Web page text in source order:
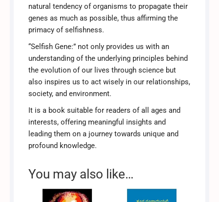
natural tendency of organisms to propagate their
genes as much as possible, thus affirming the
primacy of selfishness.
“Selfish Gene:” not only provides us with an
understanding of the underlying principles behind
the evolution of our lives through science but
also inspires us to act wisely in our relationships,
society, and environment.
It is a book suitable for readers of all ages and
interests, offering meaningful insights and
leading them on a journey towards unique and
profound knowledge.
You may also like…